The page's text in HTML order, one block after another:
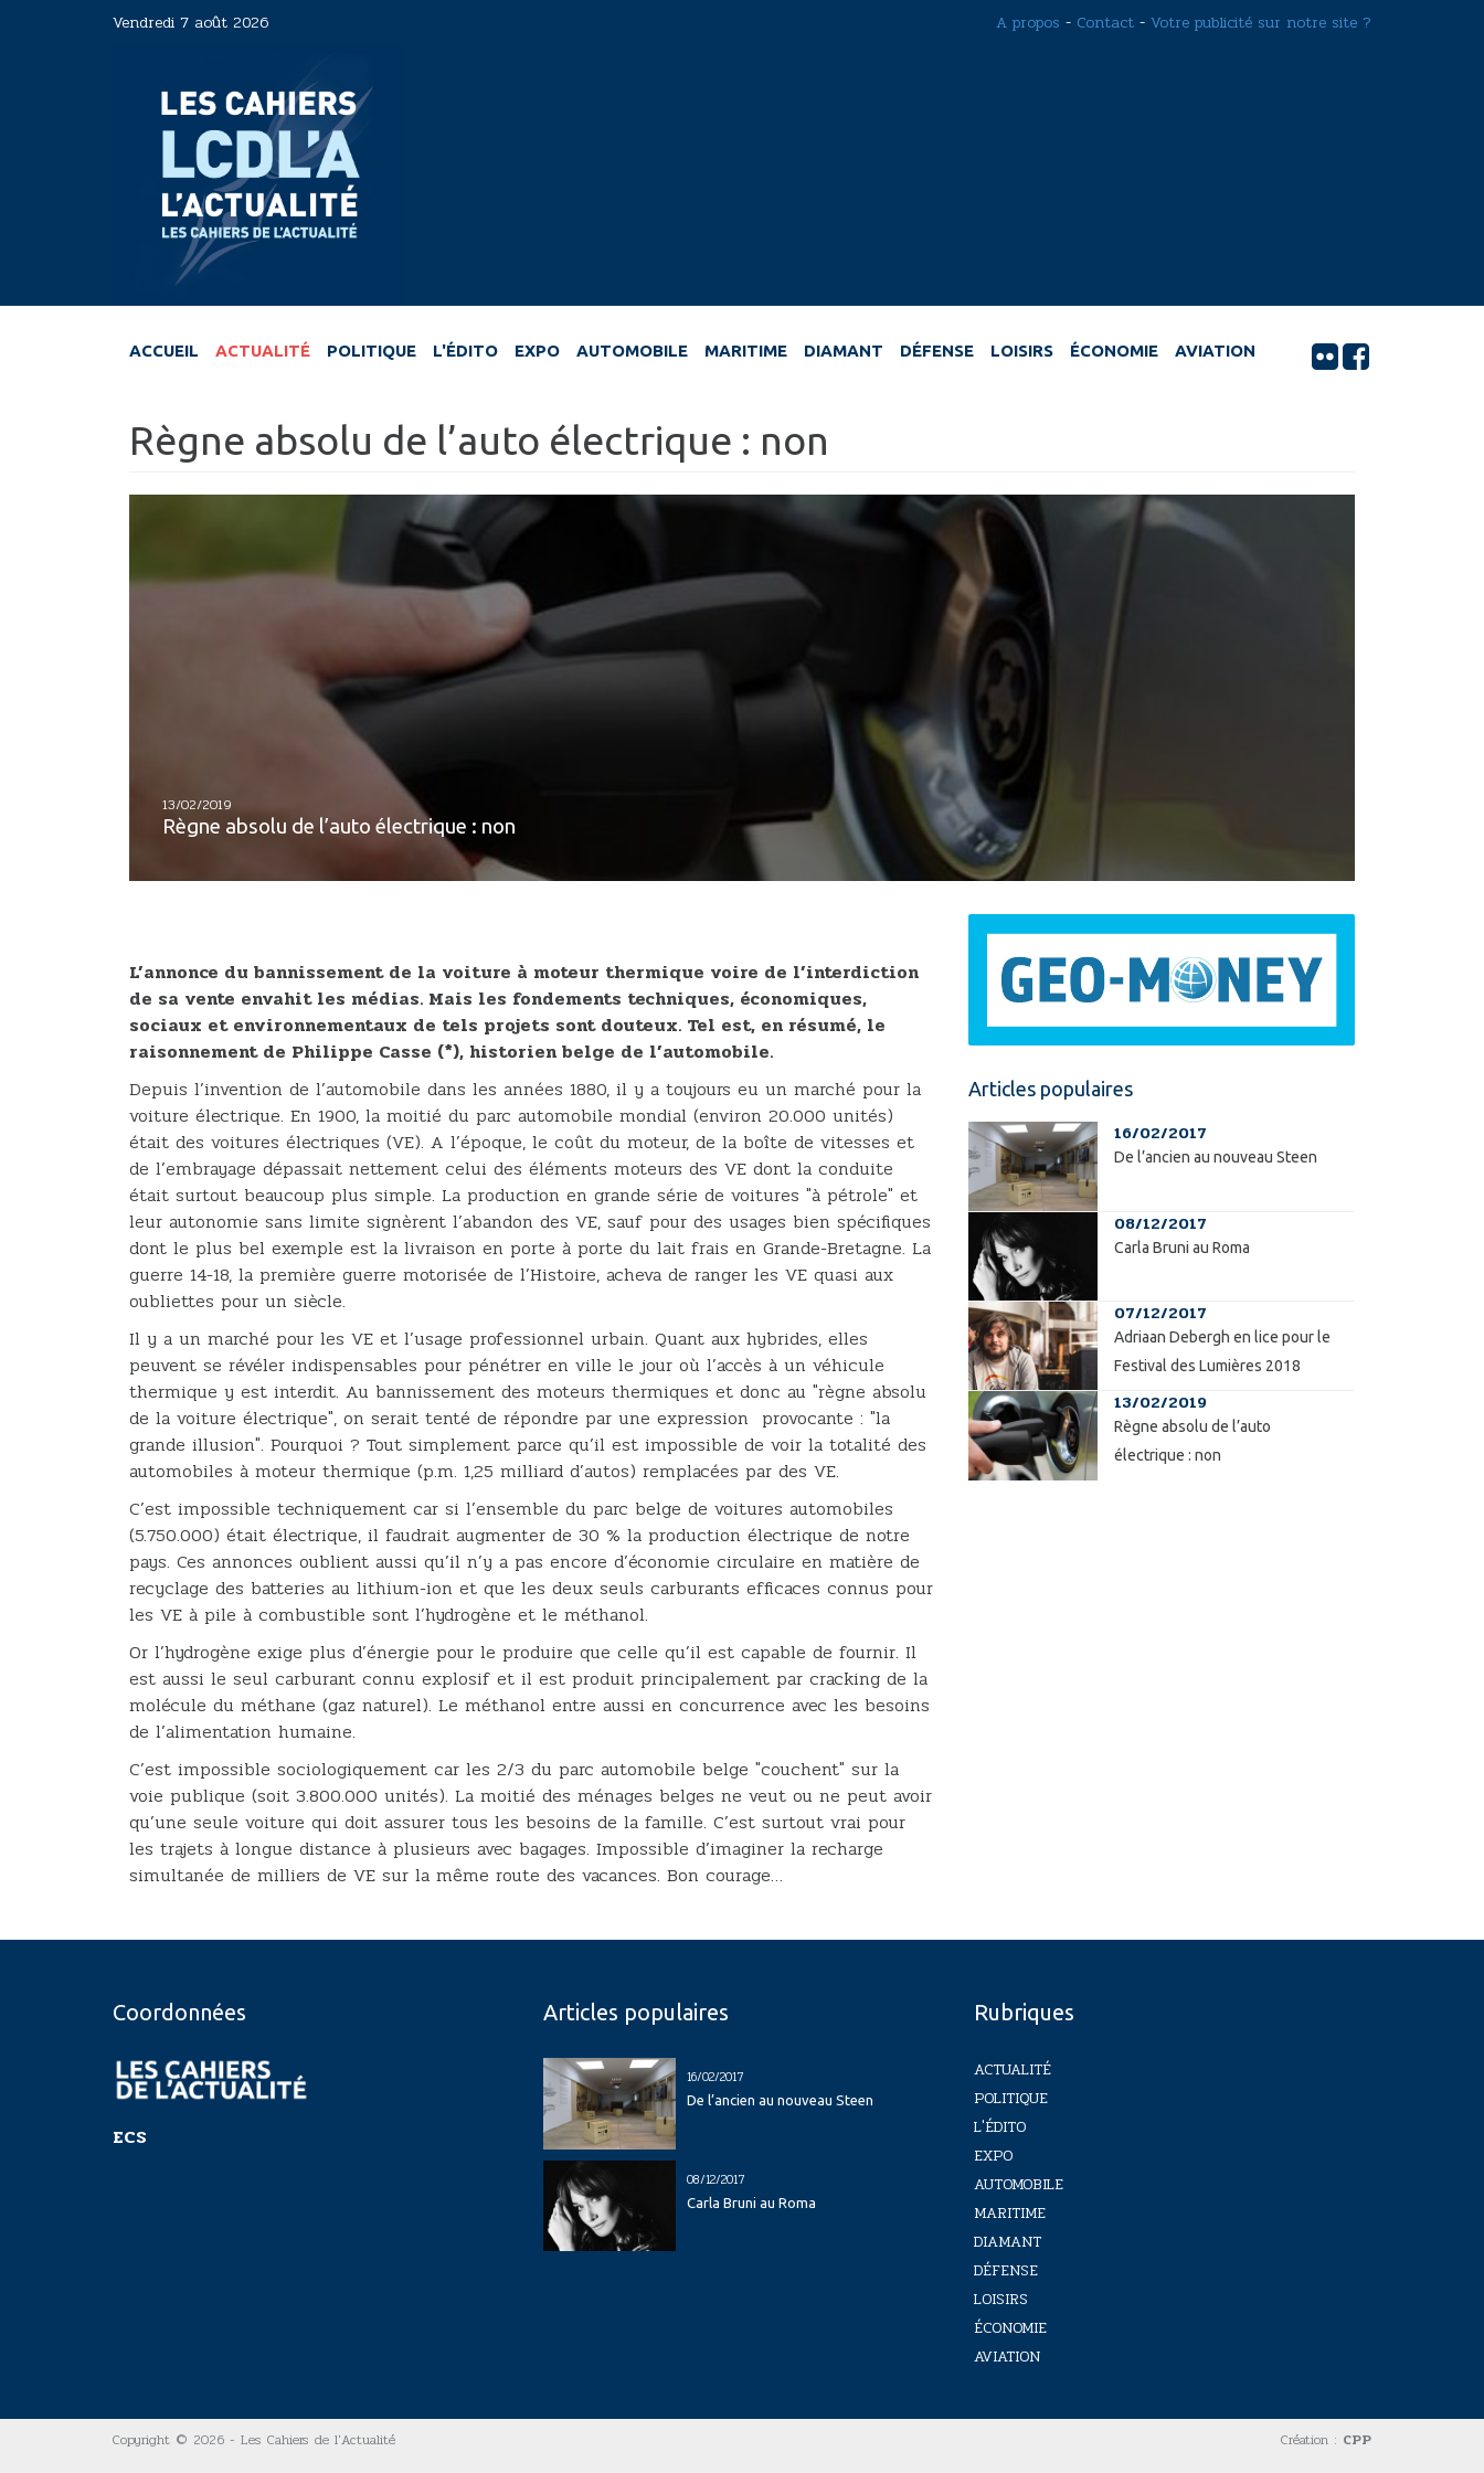
Vendredi 7 août 2026 A propos - Contact - Votre publicité sur notre site ?
ACCUEIL ACTUALITÉ POLITIQUE L'ÉDITO EXPO AUTOMOBILE MARITIME DIAMANT DÉFENSE LOISIRS ÉCONOMIE AVIATION
Règne absolu de l’auto électrique : non
13/02/2019
Règne absolu de l’auto électrique : non
L’annonce du bannissement de la voiture à moteur thermique voire de l’interdiction
de sa vente envahit les médias. Mais les fondements techniques, économiques,
sociaux et environnementaux de tels projets sont douteux. Tel est, en résumé, le
raisonnement de Philippe Casse (*), historien belge de l’automobile.
Depuis l’invention de l’automobile dans les années 1880, il y a toujours eu un marché pour la
voiture électrique. En 1900, la moitié du parc automobile mondial (environ 20.000 unités)
était des voitures électriques (VE). A l’époque, le coût du moteur, de la boîte de vitesses et
de l’embrayage dépassait nettement celui des éléments moteurs des VE dont la conduite
était surtout beaucoup plus simple. La production en grande série de voitures "à pétrole" et
leur autonomie sans limite signèrent l’abandon des VE, sauf pour des usages bien spécifiques
dont le plus bel exemple est la livraison en porte à porte du lait frais en Grande-Bretagne. La
guerre 14-18, la première guerre motorisée de l’Histoire, acheva de ranger les VE quasi aux
oubliettes pour un siècle.
Il y a un marché pour les VE et l’usage professionnel urbain. Quant aux hybrides, elles
peuvent se révéler indispensables pour pénétrer en ville le jour où l’accès à un véhicule
thermique y est interdit. Au bannissement des moteurs thermiques et donc au "règne absolu
de la voiture électrique", on serait tenté de répondre par une expression provocante : "la
grande illusion". Pourquoi ? Tout simplement parce qu’il est impossible de voir la totalité des
automobiles à moteur thermique (p.m. 1,25 milliard d’autos) remplacées par des VE.
C’est impossible techniquement car si l’ensemble du parc belge de voitures automobiles
(5.750.000) était électrique, il faudrait augmenter de 30 % la production électrique de notre
pays. Ces annonces oublient aussi qu’il n’y a pas encore d’économie circulaire en matière de
recyclage des batteries au lithium-ion et que les deux seuls carburants efficaces connus pour
les VE à pile à combustible sont l’hydrogène et le méthanol.
Or l’hydrogène exige plus d’énergie pour le produire que celle qu’il est capable de fournir. Il
est aussi le seul carburant connu explosif et il est produit principalement par cracking de la
molécule du méthane (gaz naturel). Le méthanol entre aussi en concurrence avec les besoins
de l’alimentation humaine.
C’est impossible sociologiquement car les 2/3 du parc automobile belge "couchent" sur la
voie publique (soit 3.800.000 unités). La moitié des ménages belges ne veut ou ne peut avoir
qu’une seule voiture qui doit assurer tous les besoins de la famille. C’est surtout vrai pour
les trajets à longue distance à plusieurs avec bagages. Impossible d’imaginer la recharge
simultanée de milliers de VE sur la même route des vacances. Bon courage…
Articles populaires
16/02/2017
De l’ancien au nouveau Steen
08/12/2017
Carla Bruni au Roma
07/12/2017
Adriaan Debergh en lice pour le
Festival des Lumières 2018
13/02/2019
Règne absolu de l’auto
électrique : non
Coordonnées
ECS
Articles populaires
16/02/2017
De l’ancien au nouveau Steen
08/12/2017
Carla Bruni au Roma
Rubriques
ACTUALITÉ
POLITIQUE
L'ÉDITO
EXPO
AUTOMOBILE
MARITIME
DIAMANT
DÉFENSE
LOISIRS
ÉCONOMIE
AVIATION
Copyright © 2026 - Les Cahiers de l'Actualité Création : CPP